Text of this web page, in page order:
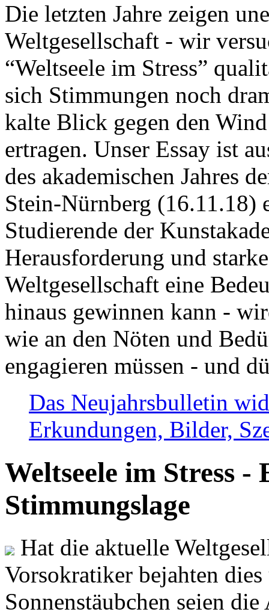
Die letzten Jahre zeigen
Weltgesellschaft - wir
“Weltseele im Stress”
sich Stimmungen noch
kalte Blick gegen den
ertragen. Unser Essay ist
des akademischen Jahres
Stein-Nürnberg (16.11.18)
Studierende der
Herausforderung und
Weltgesellschaft eine
hinaus gewinnen kann -
wie an den Nöten und
engagieren müssen - und
Das Neujahrsbulletin
Erkundungen, Bilder,
Weltseele im Stress -
Stimmungslage
Hat die aktuelle
Vorsokratiker bejahten
Sonnenstäubchen seien